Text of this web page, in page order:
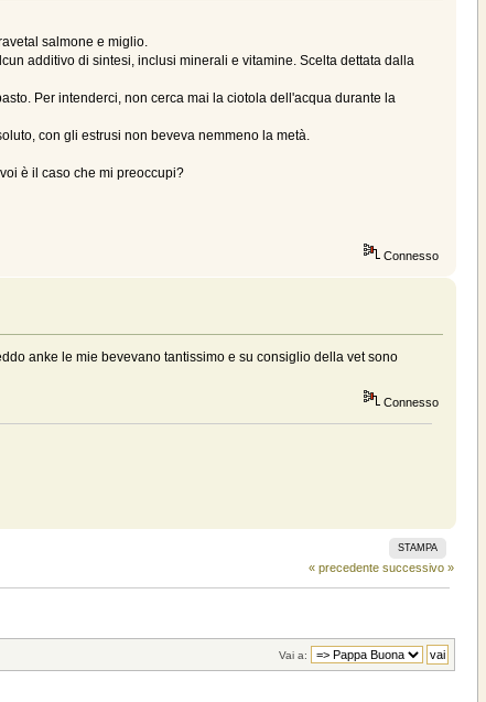
salmone e miglio.
additivo di sintesi, inclusi minerali e vitamine. Scelta dettata dalla
Per intenderci, non cerca mai la ciotola dell'acqua durante la
con gli estrusi non beveva nemmeno la metà.
è il caso che mi preoccupi?
Connesso
anke le mie bevevano tantissimo e su consiglio della vet sono
Connesso
STAMPA
« precedente successivo »
Vai a: